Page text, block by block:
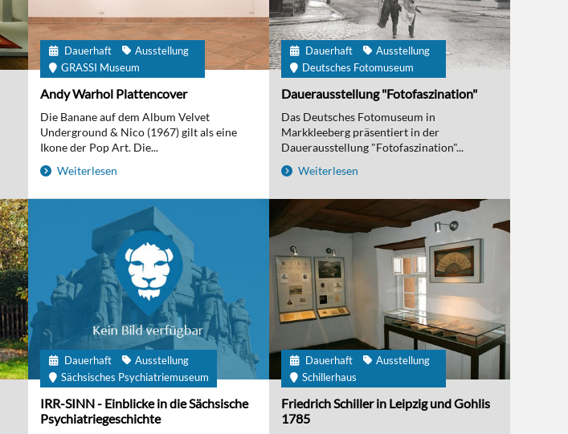
Dauerhaft
Ausstellung
GRASSI Museum
Andy Warhol Plattencover
Die Banane auf dem Album Velvet
Underground & Nico (1967) gilt als eine
Ikone der Pop Art. Die...
Weiterlesen
Dauerhaft
Ausstellung
Deutsches Fotomuseum
Dauerausstellung "Fotofaszination"
Das Deutsches Fotomuseum in
Markkleeberg präsentiert in der
Dauerausstellung "Fotofaszination"...
Weiterlesen
Dauerhaft
Ausstellung
Sächsisches Psychiatriemuseum
IRR-SINN - Einblicke in die Sächsische
Psychiatriegeschichte
Dauerhaft
Ausstellung
Schillerhaus
Friedrich Schiller in Leipzig und Gohlis
1785